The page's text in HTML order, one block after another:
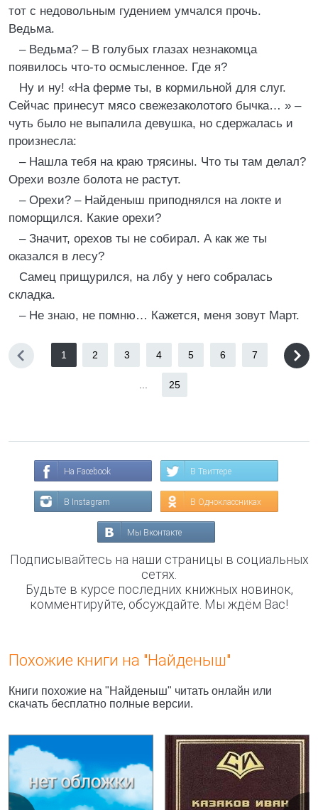
тот с недовольным гудением умчался прочь.
Ведьма.
– Ведьма? – В голубых глазах незнакомца
появилось что-то осмысленное. Где я?
Ну и ну! «На ферме ты, в кормильной для слуг.
Сейчас принесут мясо свежезаколотого бычка… » –
чуть было не выпалила девушка, но сдержалась и
произнесла:
– Нашла тебя на краю трясины. Что ты там делал?
Орехи возле болота не растут.
– Орехи? – Найденыш приподнялся на локте и
поморщился. Какие орехи?
– Значит, орехов ты не собирал. А как же ты
оказался в лесу?
Самец прищурился, на лбу у него собралась
складка.
– Не знаю, не помню… Кажется, меня зовут Март.
1 2 3 4 5 6 7
25
На Facebook В Твиттере
В Instagram В Одноклассниках
Мы Вконтакте
Подписывайтесь на наши страницы в социальных
сетях.
Будьте в курсе последних книжных новинок,
комментируйте, обсуждайте. Мы ждём Вас!
Похожие книги на "Найденыш"
Книги похожие на "Найденыш" читать онлайн или
скачать бесплатно полные версии.